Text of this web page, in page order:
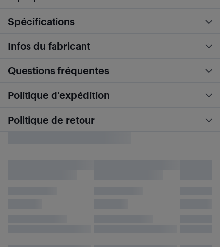
Spécifications
Infos du fabricant
Questions fréquentes
Politique d’expédition
Politique de retour